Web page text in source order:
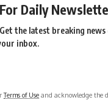
Daily
the latest breaking
inbox.
Terms of Use and acknowledge the